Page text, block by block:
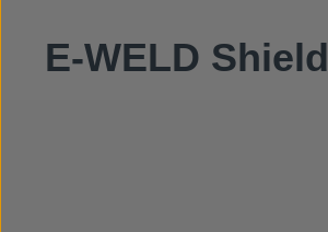
E-WELD Shield